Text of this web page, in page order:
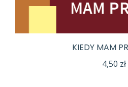
KIEDY MAM
4,50 zł